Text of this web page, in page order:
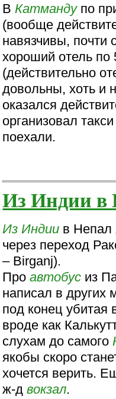
В Катмандупо
(вообще
навязчивы,
хороший отель по
(действительно
довольны, хоть и
оказался
организовал
поехали.
Из Индии в
Из Индии в Непал
через переход
– Birganj).
Проавтобус из
написал в других
под конец убитая
вроде как
слухам до самого
якобы скоро
хочется верить.
ж-двокзал.